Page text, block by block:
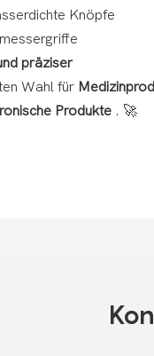
Knöpfe
präziser
Wahl für
Produkte . 🚀